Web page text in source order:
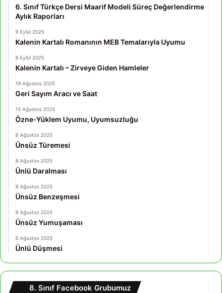
6. Sınıf Türkçe Dersi Maarif Modeli Süreç Değerlendirme
Aylık Raporları
9 Eylül 2025
Kalenin Kartalı Romanının MEB Temalarıyla Uyumu
8 Eylül 2025
Kalenin Kartalı – Zirveye Giden Hamleler
19 Ağustos 2025
Geri Sayım Aracı ve Saat
15 Ağustos 2025
Özne-Yüklem Uyumu, Uyumsuzluğu
8 Ağustos 2025
Ünsüz Türemesi
8 Ağustos 2025
Ünlü Daralması
8 Ağustos 2025
Ünsüz Benzeşmesi
8 Ağustos 2025
Ünsüz Yumuşaması
8 Ağustos 2025
Ünlü Düşmesi
8. Sınıf Facebook Grubumuz